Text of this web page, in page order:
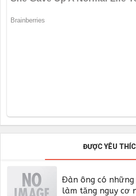
ĐƯỢC YÊU
Đàn ông có
làm tăng nguy cơ